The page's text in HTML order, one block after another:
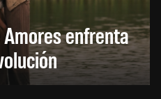
enfrenta